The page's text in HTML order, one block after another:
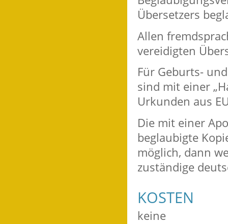
Übersetzers
Allen
vereidigten
Für Geburts-
sind mit einer
Urkunden aus
Die mit einer
beglaubigte
möglich, dann
zuständige
KOSTEN
keine